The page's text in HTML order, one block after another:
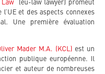
Law (eu-law lawyer) promeut
et des aspects connexes
Une première évaluation
Mader M.A. (KCL) est un
publique européenne. Il
et auteur de nombreuses